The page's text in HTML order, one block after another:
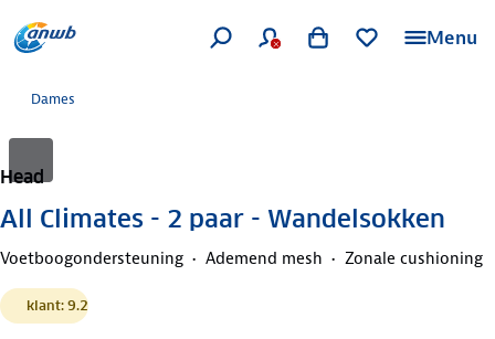
Menu
Dames
Head
All Climates - 2 paar - Wandelsokken
Voetboogondersteuning Ademend mesh Zonale cushioning
klant: 9.2